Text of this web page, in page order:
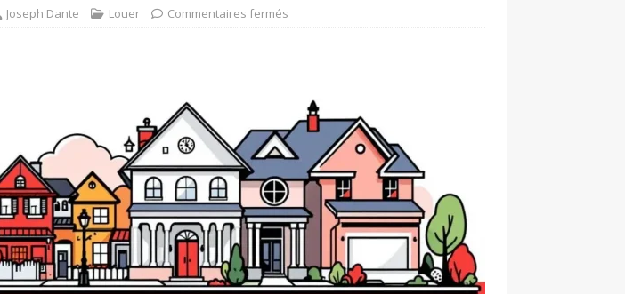
Joseph Dante Louer Commentaires fermés